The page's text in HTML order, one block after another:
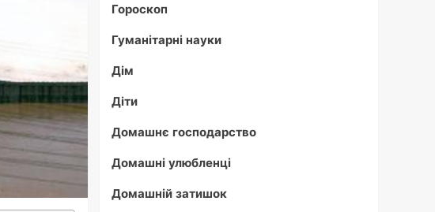
Гороскоп
Гуманітарні науки
Дім
Діти
Домашнє господарство
Домашні улюбленці
Домашній затишок